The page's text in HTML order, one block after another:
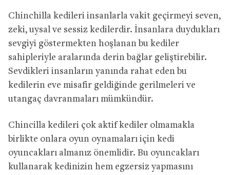
Chinchilla kedileri insanlarla vakit geçirmeyi seven,
zeki, uysal ve sessiz kedilerdir. İnsanlara duydukları
sevgiyi göstermekten hoşlanan bu kediler
sahipleriyle aralarında derin bağlar geliştirebilir.
Sevdikleri insanların yanında rahat eden bu
kedilerin eve misafir geldiğinde gerilmeleri ve
utangaç davranmaları mümkündür.
Chincilla kedileri çok aktif kediler olmamakla
birlikte onlara oyun oynamaları için kedi
oyuncakları almanız önemlidir. Bu oyuncakları
kullanarak kedinizin hem egzersiz yapmasını